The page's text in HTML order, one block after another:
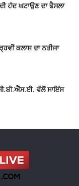
ਹੱਦ ਘਟਾਉਣ ਦਾ ਫੈਸਲਾ
ਕਲਾਸ ਦਾ ਨਤੀਜਾ
ਵੱਲੋਂ ਸਾਇਂਸ